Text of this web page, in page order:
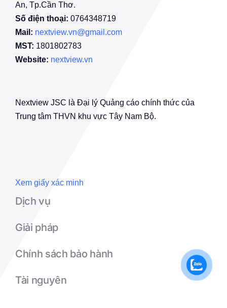
An, Tp.Cần Thơ.
Số điện thoại: 0764348719
Mail: nextview.vn@gmail.com
MST: 1801802783
Website: nextview.vn
Nextview JSC là Đại lý Quảng cáo chính thức của
Trung tâm THVN khu vực Tây Nam Bộ.
Xem giấy xác minh
Dịch vụ
Giải pháp
Chính sách bảo hành
Tài nguyên